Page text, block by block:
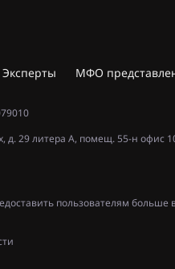
Эксперты МФО
д. 29 литера А, помещ. 55-н офис
пользователям